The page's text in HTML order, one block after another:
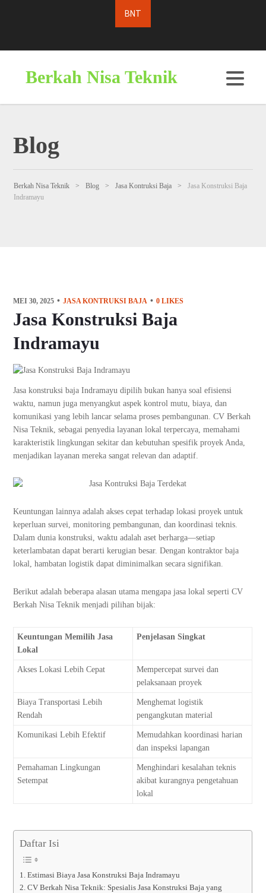
Berkah Nisa Teknik
Blog
Berkah Nisa Teknik > Blog > Jasa Kontruksi Baja >
Jasa Konstruksi Baja
Indramayu
MEI 30, 2025 JASA KONTRUKSI BAJA 0 LIKES
Jasa Konstruksi Baja
Indramayu
Jasa konstruksi baja Indramayu dipilih bukan hanya soal efisiensi
waktu, namun juga menyangkut aspek kontrol mutu, biaya, dan
komunikasi yang lebih lancar selama proses pembangunan. CV Berkah
Nisa Teknik, sebagai penyedia layanan lokal terpercaya, memahami
karakteristik lingkungan sekitar dan kebutuhan spesifik proyek Anda,
menjadikan layanan mereka sangat relevan dan adaptif.
Keuntungan lainnya adalah akses cepat terhadap lokasi proyek untuk
keperluan survei, monitoring pembangunan, dan koordinasi teknis.
Dalam dunia konstruksi, waktu adalah aset berharga—setiap
keterlambatan dapat berarti kerugian besar. Dengan kontraktor baja
lokal, hambatan logistik dapat diminimalkan secara signifikan.
Berikut adalah beberapa alasan utama mengapa jasa lokal seperti CV
Berkah Nisa Teknik menjadi pilihan bijak:
Keuntungan Memilih Jasa
Lokal
Penjelasan Singkat
Akses Lokasi Lebih Cepat
Mempercepat survei dan
pelaksanaan proyek
Biaya Transportasi Lebih
Rendah
Menghemat logistik
pengangkutan material
Komunikasi Lebih Efektif
Memudahkan koordinasi harian
dan inspeksi lapangan
Pemahaman Lingkungan
Setempat
Menghindari kesalahan teknis
akibat kurangnya pengetahuan
lokal
Daftar Isi
Estimasi Biaya Jasa Konstruksi Baja Indramayu
CV Berkah Nisa Teknik: Spesialis Jasa Konstruksi Baja yang